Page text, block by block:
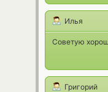
Илья
Советую
Григорий